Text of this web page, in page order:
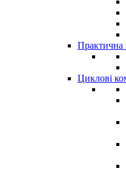
Практична
Циклові